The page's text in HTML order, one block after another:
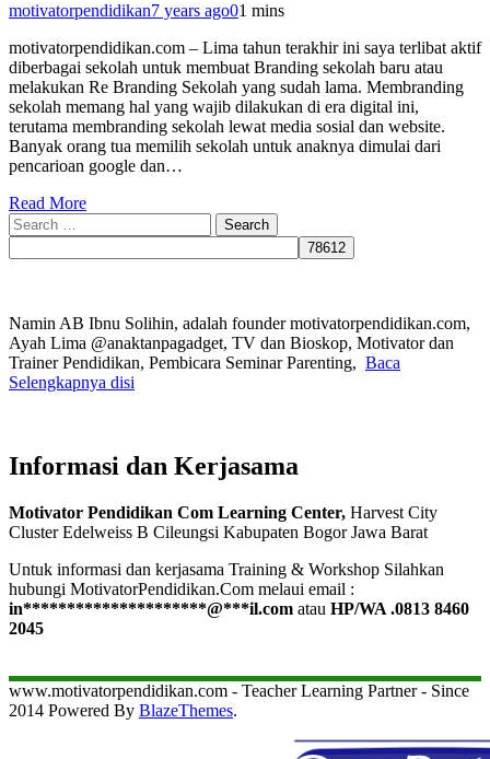
motivatorpendidikan7 years ago01 mins
motivatorpendidikan.com – Lima tahun terakhir ini saya terlibat aktif
diberbagai sekolah untuk membuat Branding sekolah baru atau
melakukan Re Branding Sekolah yang sudah lama. Membranding
sekolah memang hal yang wajib dilakukan di era digital ini,
terutama membranding sekolah lewat media sosial dan website.
Banyak orang tua memilih sekolah untuk anaknya dimulai dari
pencarioan google dan…
Read More
Search
for:
Namin AB Ibnu Solihin, adalah founder motivatorpendidikan.com,
Ayah Lima @anaktanpagadget, TV dan Bioskop, Motivator dan
Trainer Pendidikan, Pembicara Seminar Parenting, Baca
Selengkapnya disi
Informasi dan Kerjasama
Motivator Pendidikan Com Learning Center, Harvest City
Cluster Edelweiss B Cileungsi Kabupaten Bogor Jawa Barat
Untuk informasi dan kerjasama Training & Workshop Silahkan
hubungi MotivatorPendidikan.Com melaui email :
in*********************@***il.com atau HP/WA .0813 8460
2045
www.motivatorpendidikan.com - Teacher Learning Partner - Since
2014 Powered By BlazeThemes.